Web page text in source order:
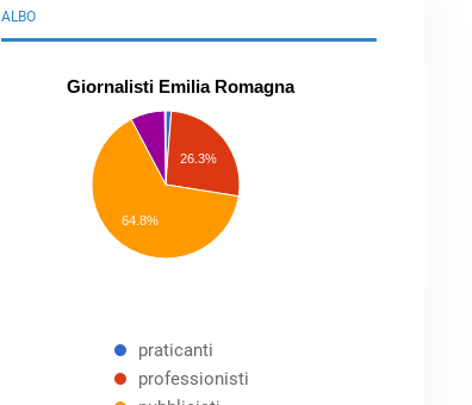
ALBO
Giornalisti Emilia Romagna
26.3%
64.8%
praticanti
professionisti